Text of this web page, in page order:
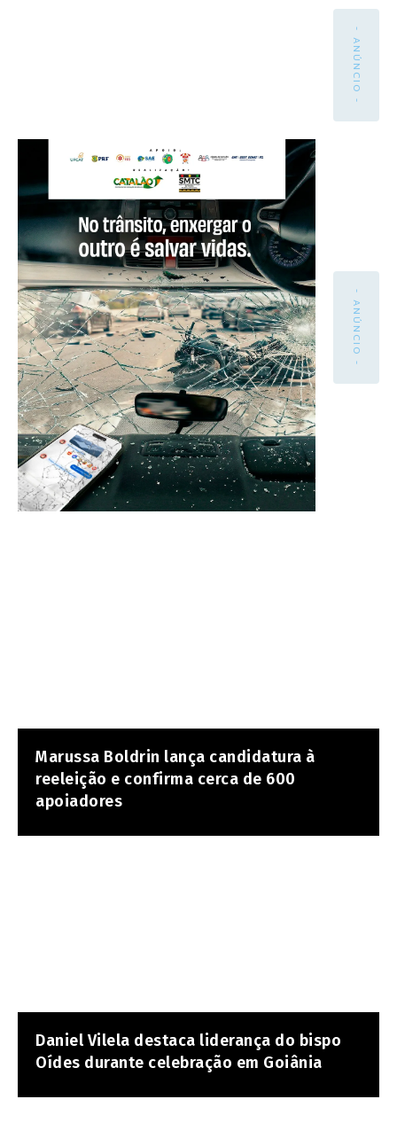
- ANÚNCIO -
- ANÚNCIO -
Marussa Boldrin lança candidatura à
reeleição e confirma cerca de 600
apoiadores
Daniel Vilela destaca liderança do bispo
Oídes durante celebração em Goiânia